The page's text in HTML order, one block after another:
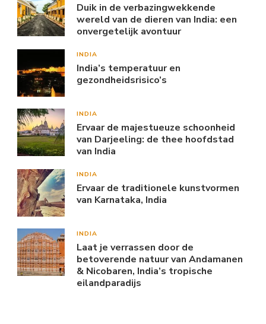
Duik in de verbazingwekkende
wereld van de dieren van India: een
onvergetelijk avontuur
INDIA
India’s temperatuur en
gezondheidsrisico’s
INDIA
Ervaar de majestueuze schoonheid
van Darjeeling: de thee hoofdstad
van India
INDIA
Ervaar de traditionele kunstvormen
van Karnataka, India
INDIA
Laat je verrassen door de
betoverende natuur van Andamanen
& Nicobaren, India’s tropische
eilandparadijs